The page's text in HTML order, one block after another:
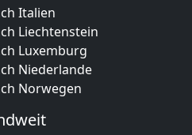
Italien
Liechtenstein
Luxemburg
Niederlande
Norwegen